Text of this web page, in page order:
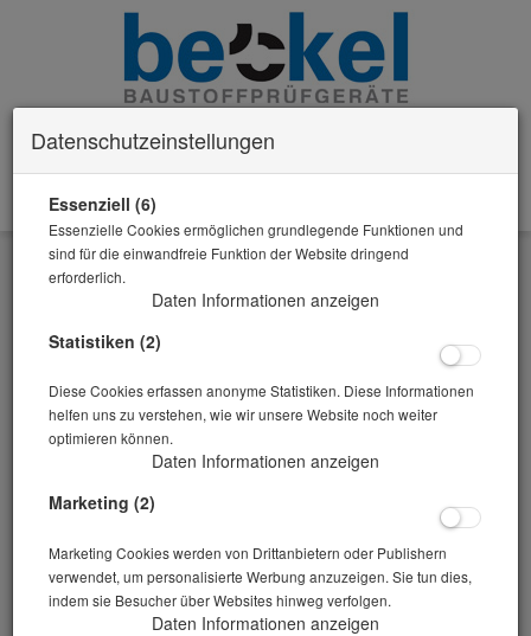
Zurück
Alle Artikel zeigen aus: Balkenformen/Zubehör
Datenschutzeinstellungen
Essenziell (6)
Essenzielle Cookies ermöglichen grundlegende Funktionen und
sind für die einwandfreie Funktion der Website dringend
erforderlich.
Daten Informationen anzeigen
Statistiken (2)
Diese Cookies erfassen anonyme Statistiken. Diese Informationen
helfen uns zu verstehen, wie wir unsere Website noch weiter
optimieren können.
Daten Informationen anzeigen
Marketing (2)
Marketing Cookies werden von Drittanbietern oder Publishern
verwendet, um personalisierte Werbung anzuzeigen. Sie tun dies,
indem sie Besucher über Websites hinweg verfolgen.
Daten Informationen anzeigen